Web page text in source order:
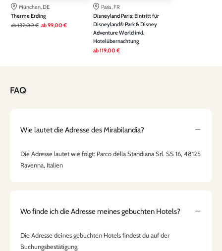
München, DE
Therme Erding
ab132,00 € ab99,00 €
Paris, FR
Disneyland Paris: Eintritt für
Disneyland® Park & Disney
Adventure World inkl.
Hotelübernachtung
ab119,00 €
FAQ
Wie lautet die Adresse des Mirabilandia?
Die Adresse lautet wie folgt: Parco della Standiana Srl. SS 16, 48125
Ravenna, Italien
Wo finde ich die Adresse meines gebuchten Hotels?
Die Adresse deines gebuchten Hotels findest du auf der
Buchungsbestätigung.